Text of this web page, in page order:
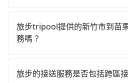
找不到停車位，對於急著用車
說就有不小的風險。最後，雖然
載行李時，就顯得非常不便。
單程接送與跨縣市計時包車，
也包括新竹市去苗栗火車站），
想要更改的資訊。只要在用車
改申請，就無需再支付任何行政
旅步tripool提供的新竹市到苗
務嗎？
預約時都依照乘客需求做選擇。
旅步的接送服務是否包括跨區